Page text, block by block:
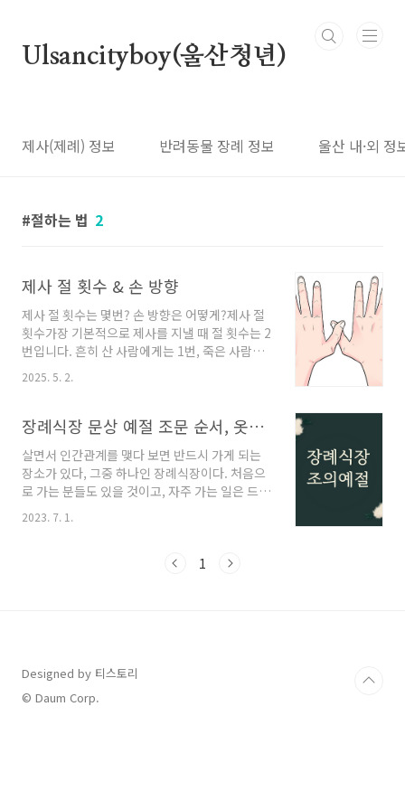
Ulsancityboy(울산청년)
제사(제례) 정보 반려동물 장례 정보 울산 내·외 정
절하는 법 2
제사 절 횟수 & 손 방향
제사 절 횟수는 몇번? 손 방향은 어떻게?제사 절
횟수가장 기본적으로 제사를 지낼 때 절 횟수는 2
번입니다. 흔히 산 사람에게는 1번, 죽은 사람이
나 신(영)적인 존재에게는 2번 혹은 그 이상을 하
죠. 추가로 "삽시정저 후 남자는 2번(재배), 여자
에 따라 몇 번을 해야 하는 것인지 헷갈리는 경우
가 있습니다. 먼저 저희 집안의 경우 제사는 남자
들만 지내고 여자들은 음식만 준비 후 함께 제사
를 지내지는 않습니다. 가끔 참여하시는 분들도
있지만 따로 절을 몇 번 더 하는 경우는 보지 못했
습니다. 예부터 정해진 기준이 있을지도 모르겠
지 않나 생각합니다.제사 절 손 방향명..
2025. 5. 2.
장례식장 문상 예절 조문 순서, 옷차림, 절하는 법과 주의할 점
살면서 인간관계를 맺다 보면 반드시 가게 되는
장소가 있다, 그중 하나인 장례식장이다. 처음으
로 가는 분들도 있을 것이고, 자주 가는 일은 드문
일이니 헷갈리지 않고 이해하기 쉽게 문상 예절
을 알려드리겠습니다. 장례 용어 알아보기 { 조문
또는 호수마다 상주 및 고인의 성함이 표시된 곳
로 간 후 먼저 향을 피우고 흔들어서 또는 손으로
부채질을 해서 끄면 된다. * 입으로 불어서 끄는
실수는 하지 말아야 한다. *..
2023. 7. 1.
1
Designed by 티스토리
© Daum Corp.